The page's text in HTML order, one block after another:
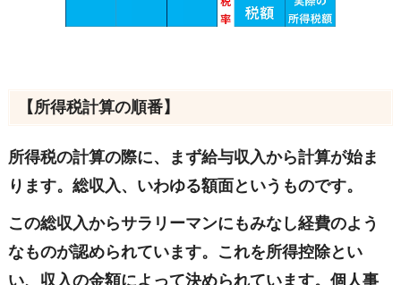
【所得税計算の順番】
所得税の計算の際に、まず給与収入から計算が始ま
ります。総収入、いわゆる額面というものです。
この総収入からサラリーマンにもみなし経費のよう
なものが認められています。これを所得控除とい